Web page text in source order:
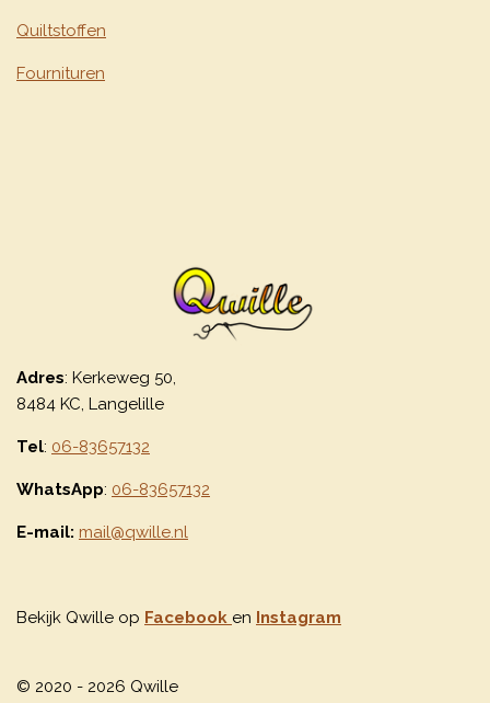
Quiltstoffen
Fournituren
Adres: Kerkeweg 50,
8484 KC, Langelille
Tel: 06-83657132
WhatsApp: 06-83657132
E-mail: mail@qwille.nl
Bekijk Qwille op Facebook en Instagram
© 2020 - 2026 Qwille